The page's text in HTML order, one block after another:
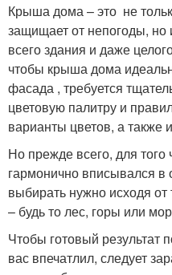
Крыша дома – это не
защищает от непогоды,
всего здания и даже
чтобы крыша дома
фасада , требуется
цветовую палитру и
варианты цветов, а также
Но прежде всего, для
гармонично вписывался
выбирать нужно исходя от
– будь то лес, горы или
Чтобы готовый результат
вас впечатлил, следует